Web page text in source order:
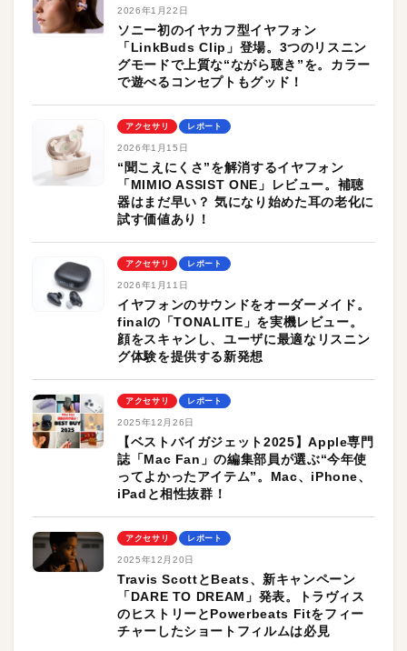
2026年1月22日
ソニー初のイヤカフ型イヤフォン
「LinkBuds Clip」登場。3つのリスニン
グモードで上質な“ながら聴き”を。カラー
で遊べるコンセプトもグッド！
アクセサリ レポート
2026年1月15日
“聞こえにくさ”を解消するイヤフォン
「MIMIO ASSIST ONE」レビュー。補聴
器はまだ早い？ 気になり始めた耳の老化に
試す価値あり！
アクセサリ レポート
2026年1月11日
イヤフォンのサウンドをオーダーメイド。
finalの「TONALITE」を実機レビュー。
顔をスキャンし、ユーザに最適なリスニン
グ体験を提供する新発想
アクセサリ レポート
2025年12月26日
【ベストバイガジェット2025】Apple専門
誌「Mac Fan」の編集部員が選ぶ“今年使
ってよかったアイテム”。Mac、iPhone、
iPadと相性抜群！
アクセサリ レポート
2025年12月20日
Travis ScottとBeats、新キャンペーン
「DARE TO DREAM」発表。トラヴィス
のヒストリーとPowerbeats Fitをフィー
チャーしたショートフィルムは必見